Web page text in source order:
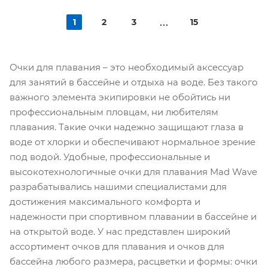
1 2 3 15
Очки для плавания – это необходимый аксессуар
для занятий в бассейне и отдыха на воде. Без такого
важного элемента экипировки не обойтись ни
профессиональным пловцам, ни любителям
плавания. Такие очки надежно защищают глаза в
воде от хлорки и обеспечивают нормальное зрение
под водой. Удобные, профессиональные и
высокотехнологичные очки для плавания Mad Wave
разрабатывались нашими специалистами для
достижения максимального комфорта и
надежности при спортивном плавании в бассейне и
на открытой воде. У нас представлен широкий
ассортимент очков для плавания и очков для
бассейна любого размера, расцветки и формы: очки